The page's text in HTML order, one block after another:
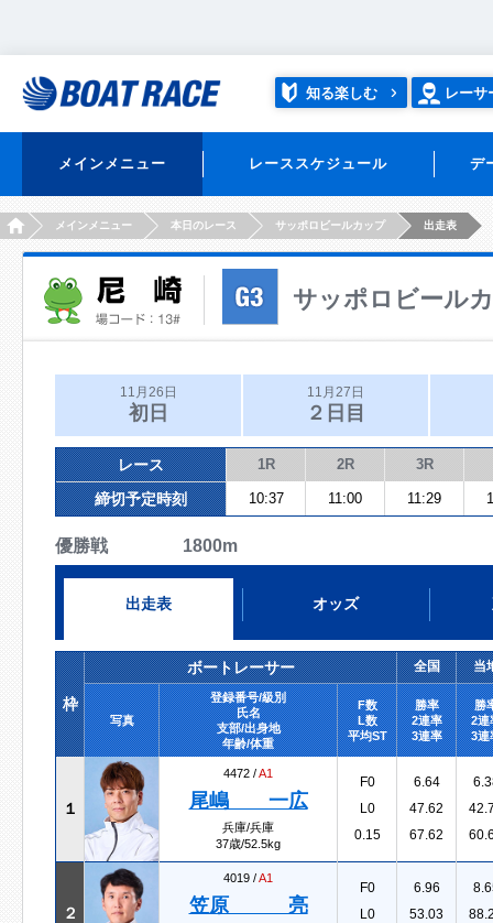
知る楽しむ レーサ
メインメニュー レーススケジュール デ
HOMEメインメニュー 本日のレース サッポロビールカップ 出走表
サッポロビール
11月26日
初日
11月27日
２日目
レース 1R 2R 3R
締切予定時刻 10:37 11:00 11:29
優勝戦 1800m
出走表 オッズ
枠
ボートレーサー 全国 当
写真
登録番号/級別
氏名
支部/出身地
年齢/体重
F数
L数
平均ST
勝率
2連率
3連率
勝
2連
3連
１
4472 /A1
尾嶋 一広
兵庫/兵庫
37歳/52.5kg
F0
L0
0.15
6.64
47.62
67.62
２
4019 /A1
笠原 亮
F0
L0
6.96
53.03